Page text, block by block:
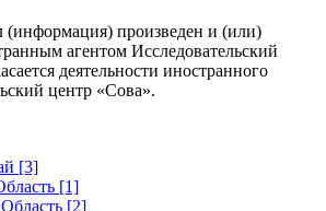
(информация) произведен и (или)
агентом Исследовательский
деятельности иностранного
центр «Сова».
[3]
[1]
[2]